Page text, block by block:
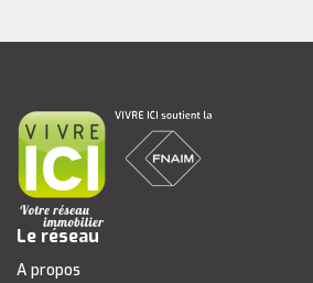
Le réseau
A propos